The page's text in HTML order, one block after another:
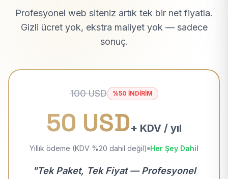
Profesyonel web siteniz artık tek bir net fiyatla.
Gizli ücret yok, ekstra maliyet yok — sadece
sonuç.
100 USD %50 İNDİRİM
50 USD+ KDV / yıl
Yıllık ödeme (KDV %20 dahil değil) Her Şey Dahil
"Tek Paket, Tek Fiyat — Profesyonel